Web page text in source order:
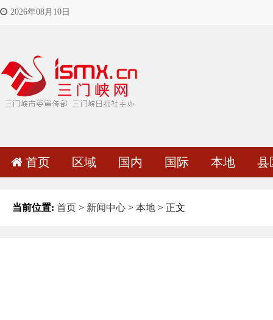
2026年08月10日
首页 区域 国内 国际 本地 县
当前位置: 首页 > 新闻中心 > 本地 > 正文